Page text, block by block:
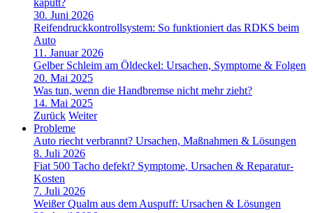
kaputt?
30. Juni 2026
Reifendruckkontrollsystem: So funktioniert das RDKS beim
Auto
11. Januar 2026
Gelber Schleim am Öldeckel: Ursachen, Symptome & Folgen
20. Mai 2025
Was tun, wenn die Handbremse nicht mehr zieht?
14. Mai 2025
Zurück Weiter
Probleme
Auto riecht verbrannt? Ursachen, Maßnahmen & Lösungen
8. Juli 2026
Fiat 500 Tacho defekt? Symptome, Ursachen & Reparatur-
Kosten
7. Juli 2026
Weißer Qualm aus dem Auspuff: Ursachen & Lösungen